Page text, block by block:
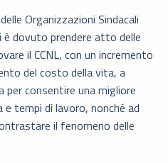
Organizzazioni Sindacali
è dovuto prendere atto delle
il CCNL, con un incremento
del costo della vita, a
consentire una migliore
tempi di lavoro, nonché ad
il fenomeno delle